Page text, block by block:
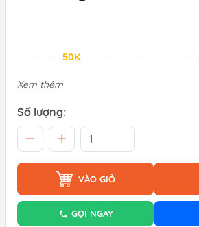
50K
Xem thêm
Số lượng:
VÀO GIỎ
GỌI NGAY